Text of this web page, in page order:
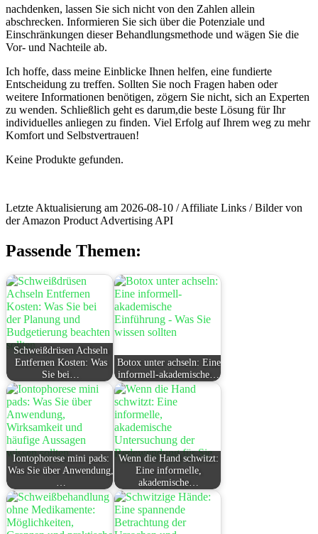
nachdenken, ⁤lassen Sie sich nicht von⁤ den Zahlen allein
⁢abschrecken. Informieren Sie sich über die Potenziale und
Einschränkungen dieser Behandlungsmethode und wägen Sie die
⁤Vor- und Nachteile ab.
Ich hoffe, dass meine ‌Einblicke Ihnen helfen, eine​ fundierte
⁣Entscheidung ​zu ‍treffen. Sollten Sie noch Fragen haben oder
weitere‍ Informationen benötigen, zögern Sie nicht, sich an Experten
zu wenden. Schließlich geht es darum,die beste Lösung für Ihr
individuelles anliegen zu finden. Viel Erfolg auf ‍Ihrem weg ⁢zu mehr‍
Komfort und Selbstvertrauen!
Keine Produkte gefunden.
Letzte Aktualisierung am 2026-08-10 / Affiliate Links / Bilder von
der Amazon Product Advertising API
Passende Themen:
Schweißdrüsen Achseln
Entfernen Kosten: Was
Sie bei…
Botox unter achseln: Eine
informell-akademische…
Iontophorese mini pads:
Was Sie über Anwendung,
Wenn die Hand schwitzt:
Eine informelle,
akademische…